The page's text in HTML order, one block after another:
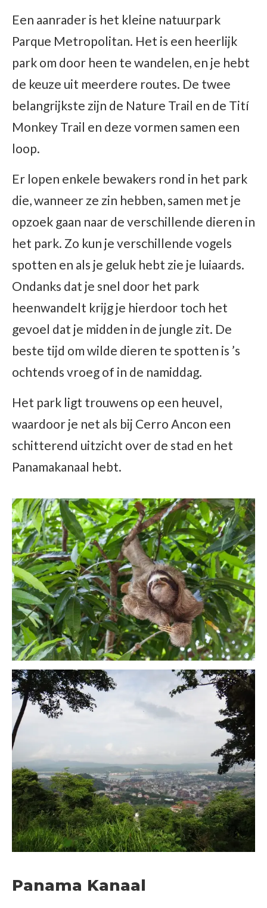
Een aanrader is het kleine natuurpark
Parque Metropolitan. Het is een heerlijk
park om door heen te wandelen, en je hebt
de keuze uit meerdere routes. De twee
belangrijkste zijn de Nature Trail en de Tití
Monkey Trail en deze vormen samen een
loop.
Er lopen enkele bewakers rond in het park
die, wanneer ze zin hebben, samen met je
opzoek gaan naar de verschillende dieren in
het park. Zo kun je verschillende vogels
spotten en als je geluk hebt zie je luiaards.
Ondanks dat je snel door het park
heenwandelt krijg je hierdoor toch het
gevoel dat je midden in de jungle zit. De
beste tijd om wilde dieren te spotten is ’s
ochtends vroeg of in de namiddag.
Het park ligt trouwens op een heuvel,
waardoor je net als bij Cerro Ancon een
schitterend uitzicht over de stad en het
Panamakanaal hebt.
Panama Kanaal